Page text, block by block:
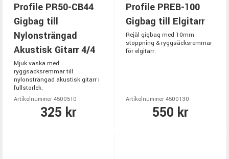
Profile PR50-CB44
Gigbag till
Nylonsträngad
Akustisk Gitarr 4/4
Mjuk väska med
ryggsäcksremmar till
nylonsträngad akustisk gitarr i
fullstorlek.
Artikelnummer 4500510
325 kr
Profile PREB-100
Gigbag till Elgitarr
Rejäl gigbag med 10mm
stoppning & ryggsäcksremmar
för elgitarr.
Artikelnummer 4500130
550 kr